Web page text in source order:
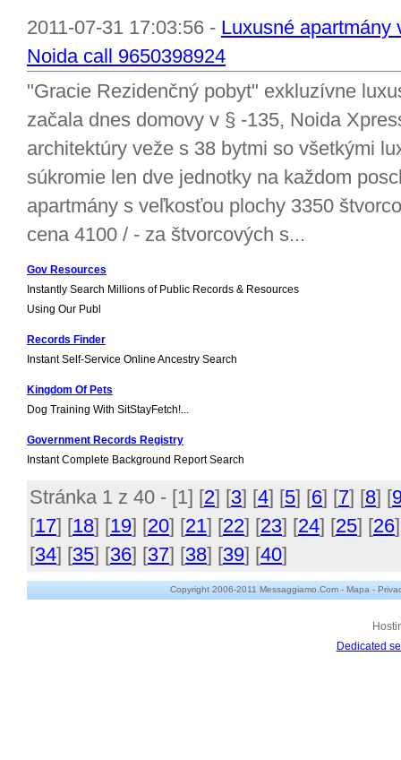
2011-07-31 17:03:56 - Luxusné apartmány
Noida call 9650398924
"Gracie Rezidenčný pobyt" exkluzívne
začala dnes domovy v § -135, Noida
architektúry veže s 38 bytmi so všetkými
súkromie len dve jednotky na každom
apartmány s veľkosťou plochy 3350
cena 4100 / - za štvorcových s...
Gov Resources
Instantly Search Millions of Public Records & Resources
Using Our Publ
Records Finder
Instant Self-Service Online Ancestry Search
Kingdom Of Pets
Dog Training With SitStayFetch!...
Government Records Registry
Instant Complete Background Report Search
Stránka 1 z 40 - [1] [2] [3] [4] [5] [6] [7] [8] [
[17] [18] [19] [20] [21] [22] [23] [24] [25] [26
[34] [35] [36] [37] [38] [39] [40]
Copyright 2006-2011 Messaggiamo.Com - Mapa -
Dedicated